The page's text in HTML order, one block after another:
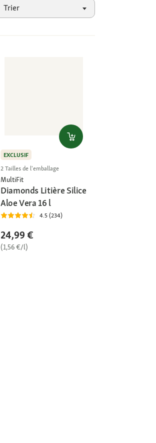
Trier
EXCLUSIF
2 Tailles de l'emballage
MultiFit
Diamonds Litière Silice
Aloe Vera 16 l
4.5 (234)
24,99 €
(1,56 €/l)